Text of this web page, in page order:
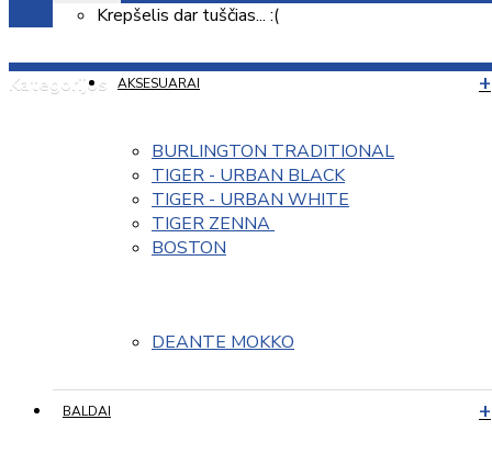
Krepšelis dar tuščias... :(
Kategorijos AKSESUARAI
BURLINGTON TRADITIONAL
TIGER - URBAN BLACK
TIGER - URBAN WHITE
TIGER ZENNA
BOSTON
DEANTE MOKKO
BALDAI